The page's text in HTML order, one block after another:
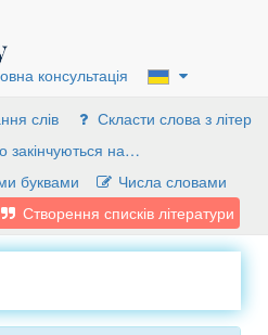
консультація
слів
Скласти слова з літер
закінчуються на…
буквами
Числа словами
Створення списків літератури